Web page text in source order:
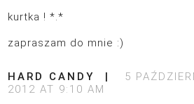
kurtka ! *.*
zapraszam do mnie :)
HARD CANDY
5
2012 AT 9:10 AM